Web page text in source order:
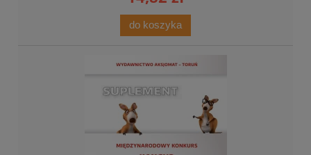
do koszyka